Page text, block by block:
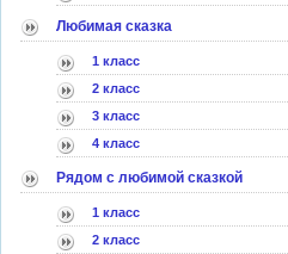
Любимая сказка
1 класс
2 класс
3 класс
4 класс
Рядом с любимой сказкой
1 класс
2 класс